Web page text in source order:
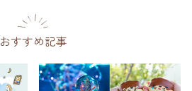
おすすめ記事